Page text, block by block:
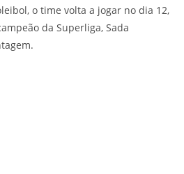
o time volta a jogar no dia 12,
da Superliga, Sada